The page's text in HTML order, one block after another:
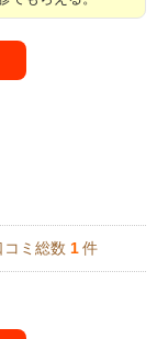
コミ総数 1 件